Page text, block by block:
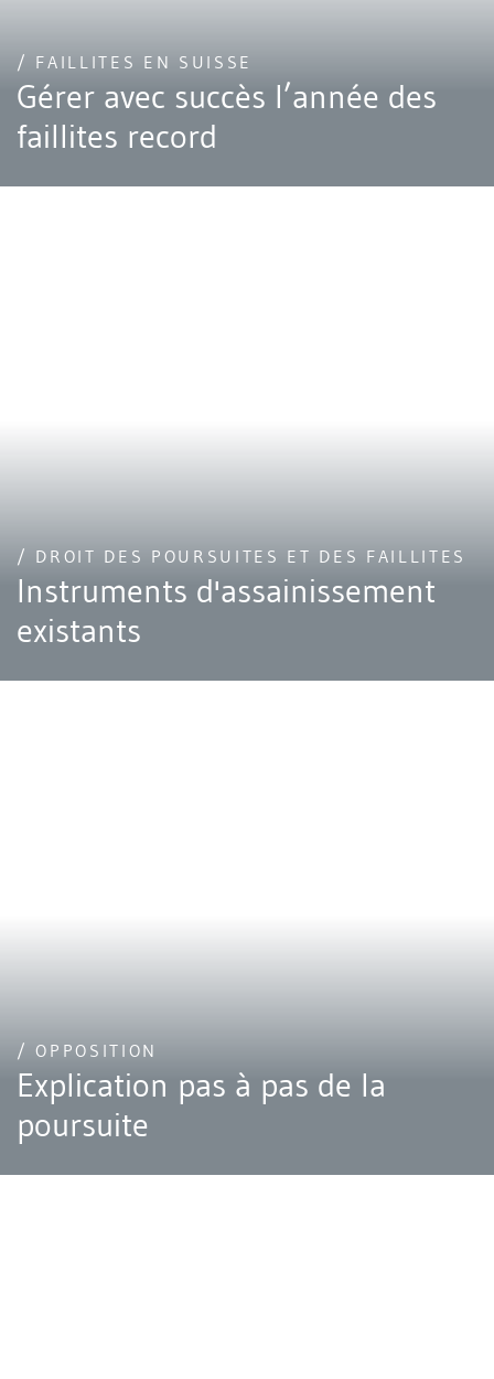
/ FAILLITES EN SUISSE
Gérer avec succès l’année des
faillites record
/ DROIT DES POURSUITES ET DES FAILLITES
Instruments d'assainissement
existants
/ OPPOSITION
Explication pas à pas de la
poursuite